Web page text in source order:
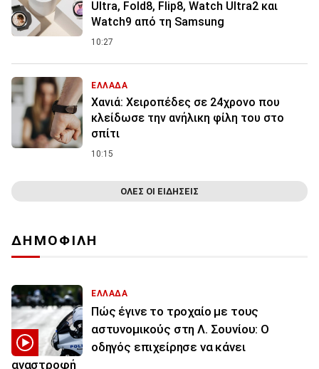
Ultra, Fold8, Flip8, Watch Ultra2 και
Watch9 από τη Samsung
10:27
ΕΛΛΑΔΑ
Χανιά: Χειροπέδες σε 24χρονο που
κλείδωσε την ανήλικη φίλη του στο
σπίτι
10:15
ΟΛΕΣ ΟΙ ΕΙΔΗΣΕΙΣ
ΔΗΜΟΦΙΛΗ
ΕΛΛΑΔΑ
Πώς έγινε το τροχαίο με τους
αστυνομικούς στη Λ. Σουνίου: Ο
οδηγός επιχείρησε να κάνει
αναστροφή